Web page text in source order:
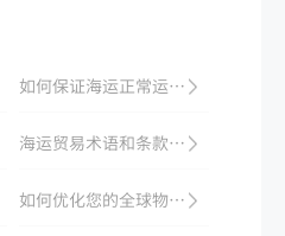
如何保证海运正常运行及供应连续性？
海运贸易术语和条款解析
如何优化您的全球物流运输——海运公司服务提供方案